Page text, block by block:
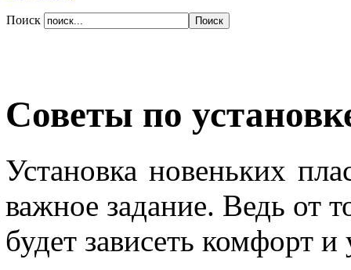
Поиск
Советы по
Установка новеньких
важное задание. Ведь от
будет зависеть комфорт